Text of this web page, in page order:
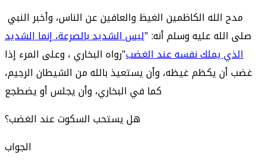
صلى الله عليه وسلم أنه: "ليس الشديد بالصرعة، إنما الشديد
الذي يملك نفسه عند الغضب"رواه البخاري ، وعلى المرء إذا
غضب أن يكظم غيظه، وأن يستعيذ بالله من الشيطان الرجيم،
كما في البخاري، وأن يجلس أو يضطجع
هل يستحب السكوت عند الغضب؟
الجواب